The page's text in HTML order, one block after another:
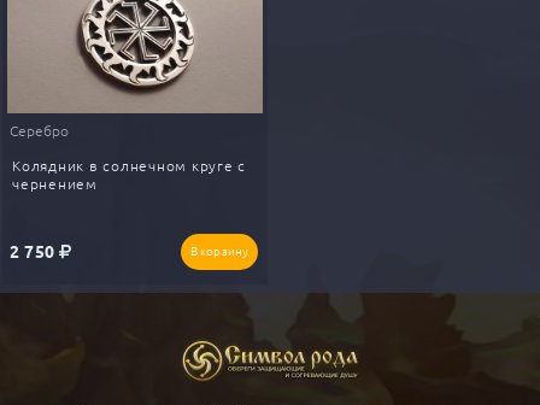
Способы оплаты изделия:
Оплата при получении (наложенный платеж).
MasterCard, МИР, Yoomoney (Яндекс.Деньги), Золотая
3.В другие страны доставка по 100% предоплате.
1000₽., на золотые изделия от 10%
Серебро
Колядник в солнечном круге с
чернением
2 750 В корзину